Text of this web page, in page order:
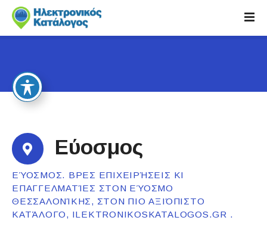
i
c
Εύοσμος
ΕΎΟΣΜΟΣ. ΒΡΕΣ ΕΠΙΧΕΙΡΉΣΕΙΣ ΚΙ
ΕΠΑΓΓΕΛΜΑΤΊΕΣ ΣΤΟΝ ΕΎΟΣΜΟ
ΘΕΣΣΑΛΟΝΊΚΗΣ, ΣΤΟΝ ΠΙΟ ΑΞΙΌΠΙΣΤΟ
ΚΑΤΆΛΟΓΟ, ILEKTRONIKOSKATALOGOS.GR .